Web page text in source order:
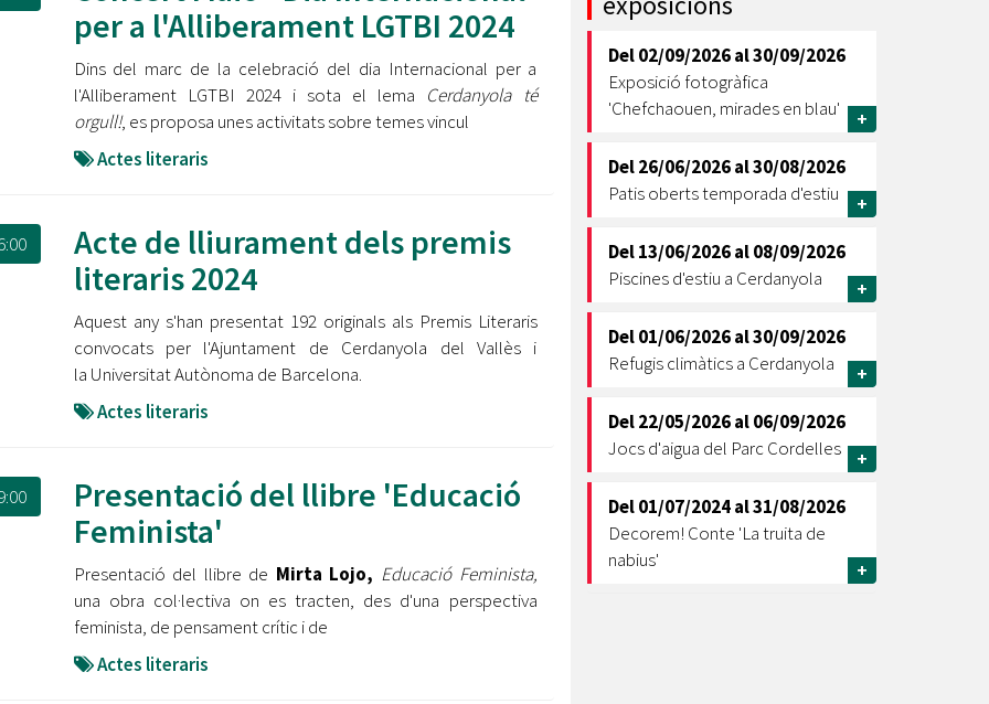
Ètica i Integritat
Retiment de Comptes
Dades Obertes
Catàleg de Serveis i Tràmits
Oberta la convocatòria d'Ajuts per a l'autoocupació
jove 2026
Cerdanyola opta a més de 5 milions d'euros del Pla de
Barris per transformar les Fontetes, Quatre Cantons i
l'entorn de l'avinguda Catalunya
L’Ajuntament reparteix ulleres gratuïtes per veure
l'eclipsi solar
Entitats
Equipaments
Mercats Municipals
Webs Municipals
per a l'Alliberament LGTBI 2024
Dins del marc de la celebració del dia Internacional per a
l'Alliberament LGTBI 2024 i sota el lema Cerdanyola té
orgull!, es proposa unes activitats sobre temes vincul
Actes literaris
Acte de lliurament dels premis
literaris 2024
Aquest any s'han presentat 192 originals als Premis Literaris
convocats per l'Ajuntament de Cerdanyola del Vallès i
la Universitat Autònoma de Barcelona.
Actes literaris
Presentació del llibre 'Educació
Feminista'
Presentació del llibre de Mirta Lojo, Educació Feminista,
una obra col·lectiva on es tracten, des d'una perspectiva
feminista, de pensament crític i de
Actes literaris
Del02/09/2026al30/09/2026
Exposició fotogràfica
'Chefchaouen, mirades en blau'
+
Del26/06/2026al30/08/2026
Patis oberts temporada d'estiu
+
Del13/06/2026al08/09/2026
Piscines d'estiu a Cerdanyola
+
Del01/06/2026al30/09/2026
Refugis climàtics a Cerdanyola
+
Del22/05/2026al06/09/2026
Jocs d'aigua del Parc Cordelles
+
Del01/07/2024al31/08/2026
Decorem! Conte 'La truita de
nabius'
+